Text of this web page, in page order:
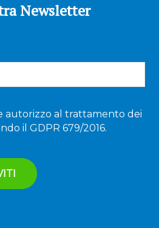
Newsletter
autorizzo al trattamento dei
il GDPR 679/2016.